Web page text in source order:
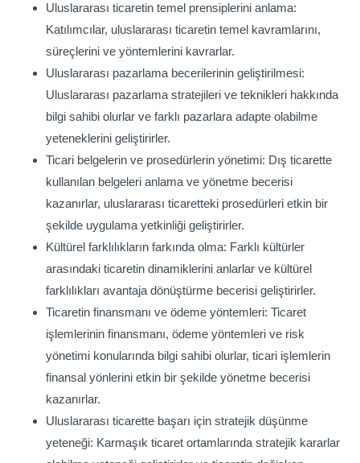
Uluslararası ticaretin temel prensiplerini anlama:
Katılımcılar, uluslararası ticaretin temel kavramlarını,
süreçlerini ve yöntemlerini kavrarlar.
Uluslararası pazarlama becerilerinin geliştirilmesi:
Uluslararası pazarlama stratejileri ve teknikleri hakkında
bilgi sahibi olurlar ve farklı pazarlara adapte olabilme
yeteneklerini geliştirirler.
Ticari belgelerin ve prosedürlerin yönetimi: Dış ticarette
kullanılan belgeleri anlama ve yönetme becerisi
kazanırlar, uluslararası ticaretteki prosedürleri etkin bir
şekilde uygulama yetkinliği geliştirirler.
Kültürel farklılıkların farkında olma: Farklı kültürler
arasındaki ticaretin dinamiklerini anlarlar ve kültürel
farklılıkları avantaja dönüştürme becerisi geliştirirler.
Ticaretin finansmanı ve ödeme yöntemleri: Ticaret
işlemlerinin finansmanı, ödeme yöntemleri ve risk
yönetimi konularında bilgi sahibi olurlar, ticari işlemlerin
finansal yönlerini etkin bir şekilde yönetme becerisi
kazanırlar.
Uluslararası ticarette başarı için stratejik düşünme
yeteneği: Karmaşık ticaret ortamlarında stratejik kararlar